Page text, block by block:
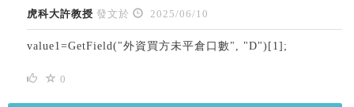
虎科大許教授 發文於 2025/06/10
value1=GetField("外資買方未平倉口數", "D")[1];
0